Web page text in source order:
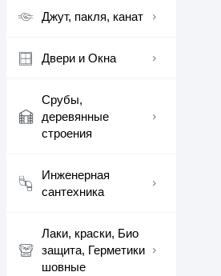
Джут, пакля, канат
Двери и Окна
Срубы,
деревянные
строения
Инженерная
сантехника
Лаки, краски, Био
защита, Герметики
шовные